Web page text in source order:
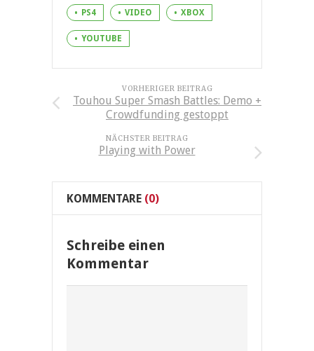
PS4 VIDEO XBOX
YOUTUBE
VORHERIGER BEITRAG
Touhou Super Smash Battles: Demo +
Crowdfunding gestoppt
NÄCHSTER BEITRAG
Playing with Power
KOMMENTARE (0)
Schreibe einen
Kommentar